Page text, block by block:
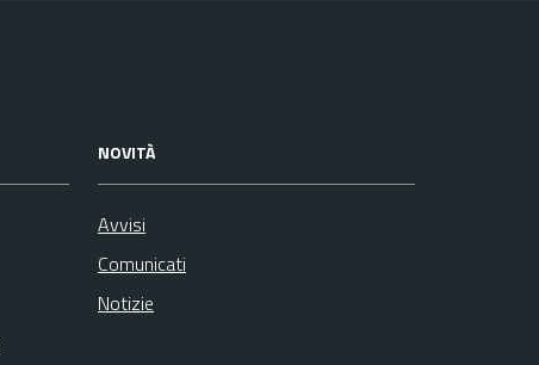
NOVITÀ
Avvisi
Comunicati
Notizie